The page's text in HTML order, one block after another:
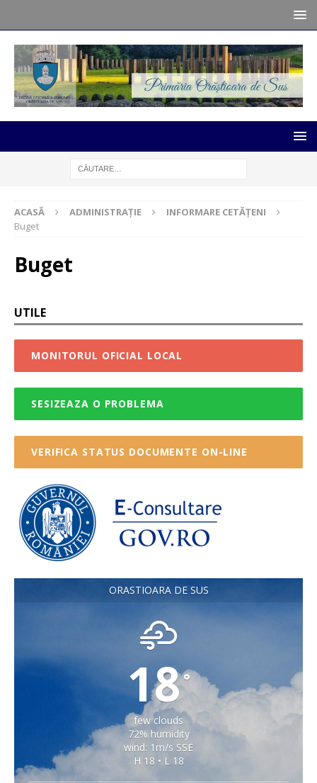
ACASĂ ADMINISTRAȚIE
INFORMARE CETĂȚENI
Buget
Buget
UTILE
MONITORUL OFICIAL LOCAL
SESIZEAZA O PROBLEMA
VERIFICA STATUS DOCUMENTE ON-LINE
ORASTIOARA DE SUS
18°
few clouds
72% humidity
wind: 1m/s SSE
H 18 • L 18